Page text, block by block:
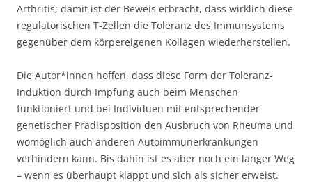
Arthritis; damit ist der Beweis erbracht, dass wirklich diese
regulatorischen T-Zellen die Toleranz des Immunsystems
gegenüber dem körpereigenen Kollagen wiederherstellen.
Die Autor*innen hoffen, dass diese Form der Toleranz-
Induktion durch Impfung auch beim Menschen
funktioniert und bei Individuen mit entsprechender
genetischer Prädisposition den Ausbruch von Rheuma und
womöglich auch anderen Autoimmunerkrankungen
verhindern kann. Bis dahin ist es aber noch ein langer Weg
– wenn es überhaupt klappt und sich als sicher erweist.